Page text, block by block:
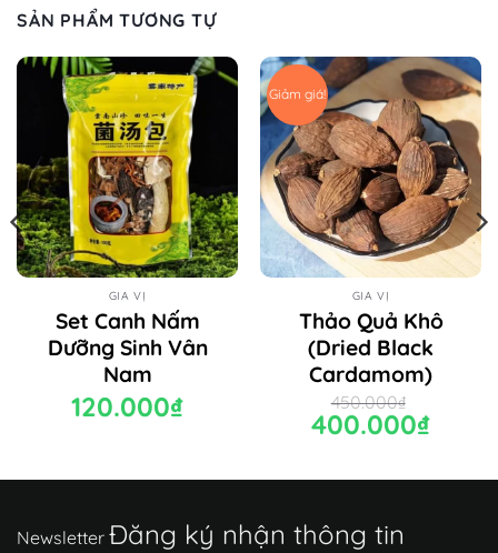
SẢN PHẨM TƯƠNG TỰ
GIA VỊ
Set Canh Nấm
Dưỡng Sinh Vân
Nam
120.000₫
Giảm giá!
GIA VỊ
Thảo Quả Khô
(Dried Black
Cardamom)
450.000₫
Giá
gốc
400.000₫Giá
Newsletter Đăng ký nhận thông tin